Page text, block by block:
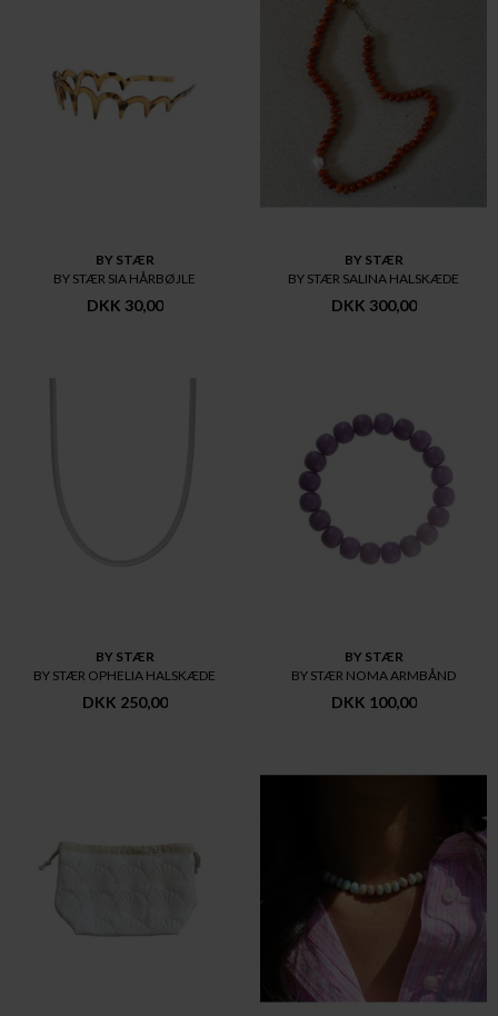
BY STÆR
BY STÆR SIA HÅRBØJLE
DKK 30,00
BY STÆR
BY STÆR SALINA HALSKÆDE
DKK 300,00
BY STÆR
BY STÆR OPHELIA HALSKÆDE
DKK 250,00
BY STÆR
BY STÆR NOMA ARMBÅND
DKK 100,00